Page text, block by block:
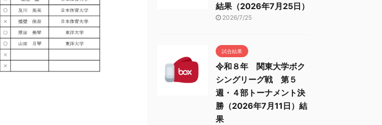
結果（2026年7月25日）
2026/7/25
試合結果
令和８年 関東大学ボク
シングリーグ戦 第５
週・４部トーナメント決
勝（2026年7月11日）結
果